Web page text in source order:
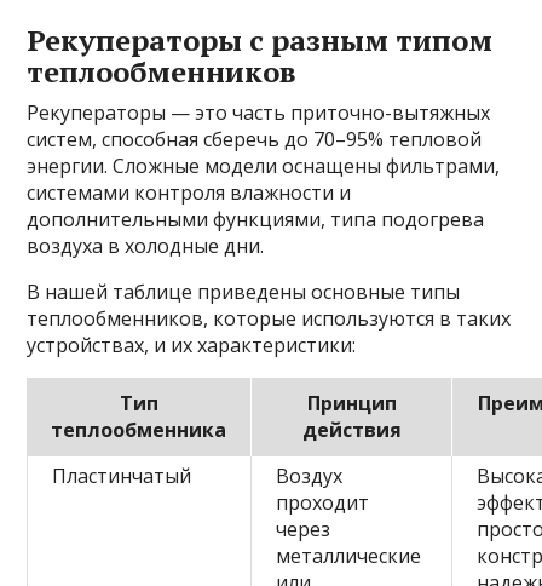
Рекуператоры с разным типом
теплообменников
Рекуператоры — это часть приточно-вытяжных
систем, способная сберечь до 70–95% тепловой
энергии. Сложные модели оснащены фильтрами,
системами контроля влажности и
дополнительными функциями, типа подогрева
воздуха в холодные дни.
В нашей таблице приведены основные типы
теплообменников, которые используются в таких
устройствах, и их характеристики:
Тип
теплообменника
Принцип
действия
Пластинчатый
Воздух
проходит
через
металлические